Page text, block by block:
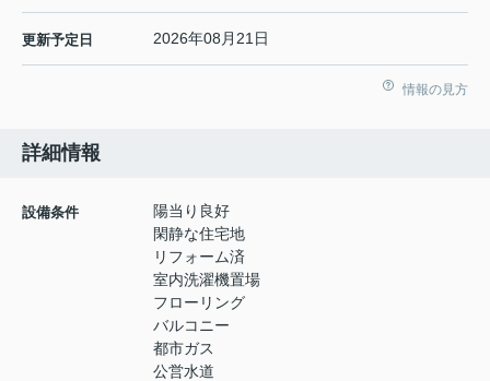
更新予定日 2026年08月21日
情報の見方
詳細情報
設備条件
陽当り良好
閑静な住宅地
リフォーム済
室内洗濯機置場
フローリング
バルコニー
都市ガス
公営水道